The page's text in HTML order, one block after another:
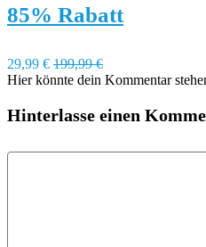
85% Rabatt
29,99 € 199,99 €
Hier könnte dein Kommentar
Hinterlasse einen